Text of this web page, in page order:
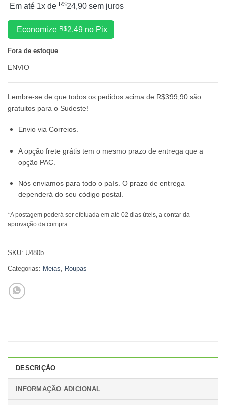
Em até 1x de R$24,90 sem juros
Economize R$2,49no Pix
Fora de estoque
ENVIO
Lembre-se de que todos os pedidos acima de R$399,90 são
gratuitos para o Sudeste!
Envio via Correios.
A opção frete grátis tem o mesmo prazo de entrega que a
opção PAC.
Nós enviamos para todo o país. O prazo de entrega
dependerá do seu código postal.
*A postagem poderá ser efetuada em até 02 dias úteis, a contar da
aprovação da compra.
SKU: U480b
Categorias: Meias, Roupas
DESCRIÇÃO
INFORMAÇÃO ADICIONAL